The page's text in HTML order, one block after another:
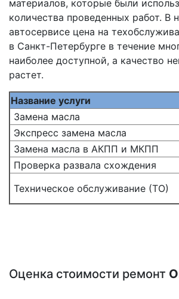
материалов, которые были
количества проведенных работ. В
автосервисе цена на
в Санкт-Петербурге в течение
наиболее доступной, а качество
растет.
Название услуги
Замена масла
Экспресс замена масла
Замена масла в АКПП и МКПП
Проверка развала схождения
Техническое обслуживание (ТО)
Оценка стоимости ремонт